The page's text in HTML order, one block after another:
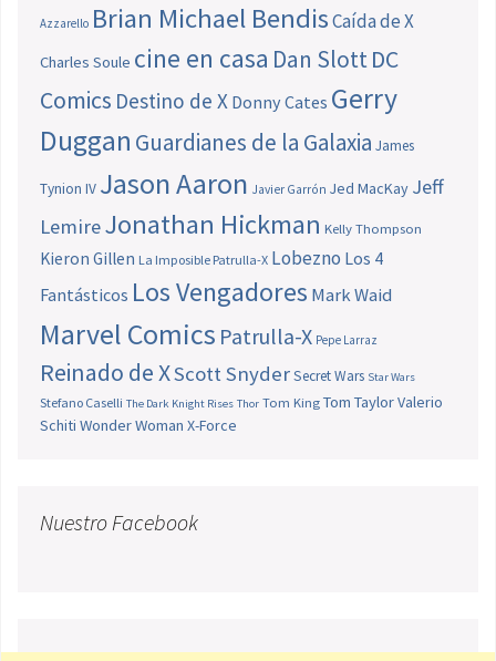
Azzarello Brian Michael BendisCaída de X
Charles Soule cine en casa Dan SlottDC
Comics Destino de X Donny Cates Gerry
Duggan Guardianes de la Galaxia James
Tynion IV Jason Aaron Javier Garrón Jed MacKay Jeff
LemireJonathan Hickman Kelly Thompson
Kieron Gillen La Imposible Patrulla-X Lobezno Los 4
Fantásticos Los Vengadores Mark Waid
Marvel Comics Patrulla-X Pepe Larraz
Reinado de XScott SnyderSecret Wars Star Wars
Stefano Caselli The Dark Knight Rises Thor Tom King Tom TaylorValerio
Schiti Wonder Woman X-Force
Nuestro Facebook